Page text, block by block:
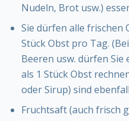
Nudeln, Brot usw.)
Sie dürfen alle frischen
Stück Obst pro Tag.
Beeren usw. dürfen Sie
als 1 Stück Obst
oder Sirup) sind
Fruchtsaft (auch frisch